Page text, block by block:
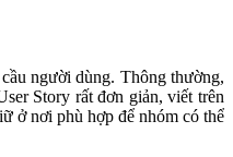
người dùng. Thông thường,
Story rất đơn giản, viết trên
ở nơi phù hợp để nhóm có thể